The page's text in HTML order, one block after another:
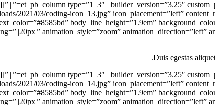
2021/03/coding-icon_13.jpg” icon_placement=”left”
body_line_height=”1.9em”
animation_style=”zoom”
Duis egestas
2021/03/coding-icon_14.jpg” icon_placement=”left”
body_line_height=”1.9em”
animation_style=”zoom”